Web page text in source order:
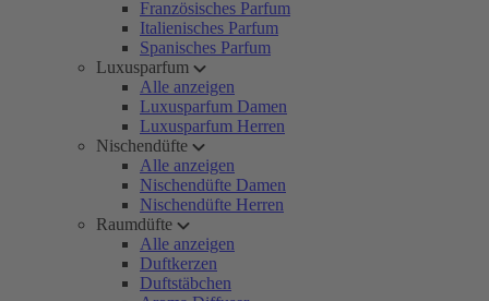
Französisches Parfum
Italienisches Parfum
Spanisches Parfum
Luxusparfum
Alle anzeigen
Luxusparfum Damen
Luxusparfum Herren
Nischendüfte
Alle anzeigen
Nischendüfte Damen
Nischendüfte Herren
Raumdüfte
Alle anzeigen
Duftkerzen
Duftstäbchen